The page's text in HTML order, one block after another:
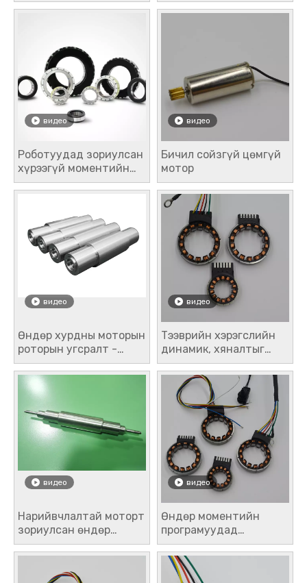
видео
Роботуудад зориулсан
хүрээгүй моментийн
мотор
видео
Бичил сойзгүй цөмгүй
мотор
видео
Өндөр хурдны моторын
роторын угсралт -
30000-200000RPM
сойзгүй соронзон
ротор
видео
Тээврийн хэрэгслийн
динамик, хяналтыг
сайжруулдаг
автомашины
зэрэглэлийн
нарийвчлал мэдрэгч
шийдэгчид
видео
Нарийвчлалтай моторт
зориулсан өндөр
хурдны моторын
роторын угсралт нь
статор ба роторын үр
видео
Өндөр моментийн
програмуудад
зориулсан
үйлдвэрлэлийн
түвшний шийдэгч